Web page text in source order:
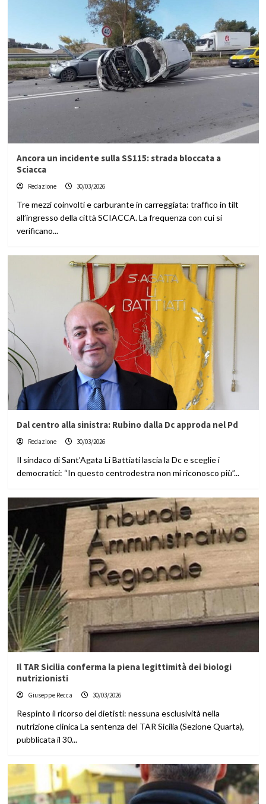
Ancora un incidente sulla SS115: strada bloccata a
Sciacca
Redazione 30/03/2026
Tre mezzi coinvolti e carburante in carreggiata: traffico in tilt
all’ingresso della città SCIACCA. La frequenza con cui si
verificano...
Dal centro alla sinistra: Rubino dalla Dc approda nel Pd
Redazione 30/03/2026
Il sindaco di Sant’Agata Li Battiati lascia la Dc e sceglie i
democratici: “In questo centrodestra non mi riconosco più”...
Il TAR Sicilia conferma la piena legittimità dei biologi
nutrizionisti
Giuseppe Recca 30/03/2026
Respinto il ricorso dei dietisti: nessuna esclusività nella
nutrizione clinica La sentenza del TAR Sicilia (Sezione Quarta),
pubblicata il 30...